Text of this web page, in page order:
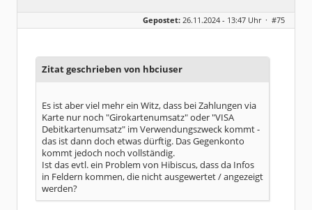
Geschlecht:
keine Angabe
Homepage:
willuhn.de/
Gepostet: 26.11.2024 - 13:47 Uhr · #75
Zitat geschrieben von hbciuser
Es ist aber viel mehr ein Witz, dass bei Zahlungen via
Karte nur noch "Girokartenumsatz" oder "VISA
Debitkartenumsatz" im Verwendungszweck kommt -
das ist dann doch etwas dürftig. Das Gegenkonto
kommt jedoch noch vollständig.
Ist das evtl. ein Problem von Hibiscus, dass da Infos
in Feldern kommen, die nicht ausgewertet / angezeigt
werden?